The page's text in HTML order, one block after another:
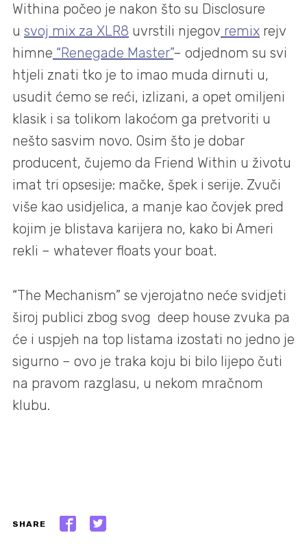
Withina počeo je nakon što su Disclosure
u svoj mix za XLR8 uvrstili njegov remix rejv
himne “Renegade Master”– odjednom su svi
htjeli znati tko je to imao muda dirnuti u,
usudit ćemo se reći, izlizani, a opet omiljeni
klasik i sa tolikom lakoćom ga pretvoriti u
nešto sasvim novo. Osim što je dobar
producent, čujemo da Friend Within u životu
imat tri opsesije: mačke, špek i serije. Zvuči
više kao usidjelica, a manje kao čovjek pred
kojim je blistava karijera no, kako bi Ameri
rekli – whatever floats your boat.
“The Mechanism” se vjerojatno neće svidjeti
široj publici zbog svog deep house zvuka pa
će i uspjeh na top listama izostati no jedno je
sigurno – ovo je traka koju bi bilo lijepo čuti
na pravom razglasu, u nekom mračnom
klubu.
SHARE